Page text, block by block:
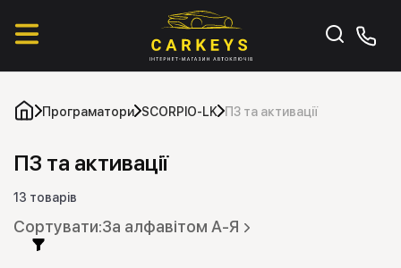
Програматори SCORPIO-LK ПЗ та активації
ПЗ та активації
13 товарів
За алфавітом А-Я